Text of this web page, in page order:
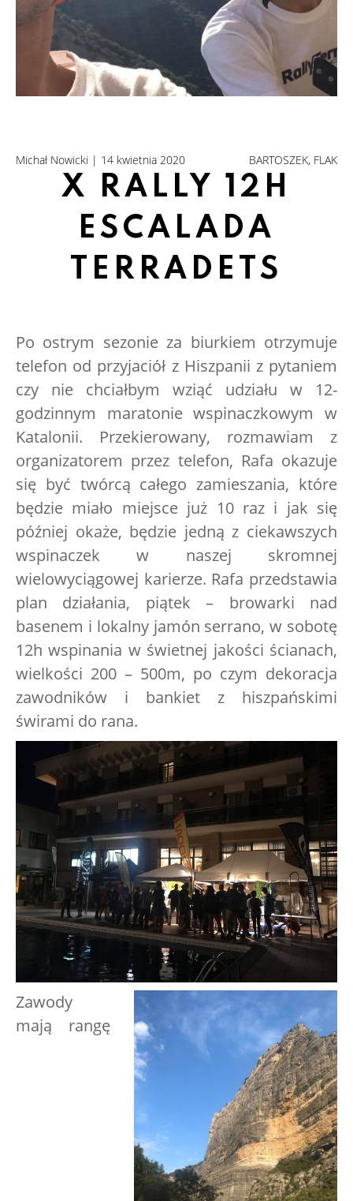
Michał Nowicki | 14 kwietnia 2020 BARTOSZEK FLAK
X RALLY 12H
ESCALADA
TERRADETS
Po ostrym sezonie za biurkiem otrzymuje
telefon od przyjaciół z Hiszpanii z pytaniem
czy nie chciałbym wziąć udziału w 12-
godzinnym maratonie wspinaczkowym w
Katalonii. Przekierowany, rozmawiam z
organizatorem przez telefon, Rafa okazuje
się być twórcą całego zamieszania, które
będzie miało miejsce już 10 raz i jak się
później okaże, będzie jedną z ciekawszych
wspinaczek w naszej skromnej
wielowyciągowej karierze. Rafa przedstawia
plan działania, piątek – browarki nad
basenem i lokalny jamón serrano, w sobotę
12h wspinania w świetnej jakości ścianach,
wielkości 200 – 500m, po czym dekoracja
zawodników i bankiet z hiszpańskimi
świrami do rana.
Zawody
mają rangę